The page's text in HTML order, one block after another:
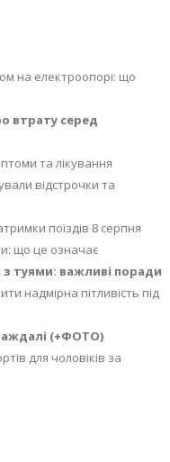
на електроопорі: що
втрату серед
та лікування
відстрочки та
поїздів 8 серпня
що це означає
туями: важливі поради
надмірна пітливість під
(+ФОТО)
для чоловіків за